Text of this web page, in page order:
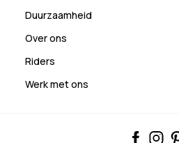
Duurzaamheid
Over ons
Riders
Werk met ons